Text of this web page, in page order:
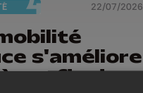
22/07/2026
s'améliore
: fin des